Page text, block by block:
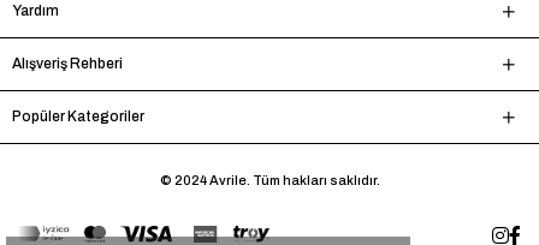
Yardım
Alışveriş Rehberi
Popüler Kategoriler
© 2024 Avrile. Tüm hakları saklıdır.